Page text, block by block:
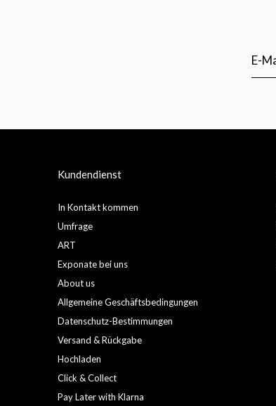
Kundendienst
In Kontakt kommen
Umfrage
ART
Exponate bei uns
About us
Allgemeine Geschäftsbedingungen
Datenschutz-Bestimmungen
Versand & Rückgabe
Hochladen
Click & Collect
Pay Later with Klarna